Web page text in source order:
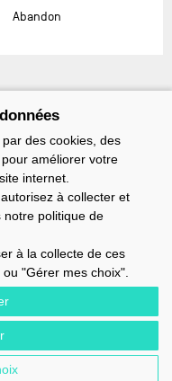
Abandon
PAPIN - 56100 LORIENT -
des cookies, des
améliorer votre
internet.
à collecter et
notre politique de
à la collecte de ces
"Gérer mes choix".